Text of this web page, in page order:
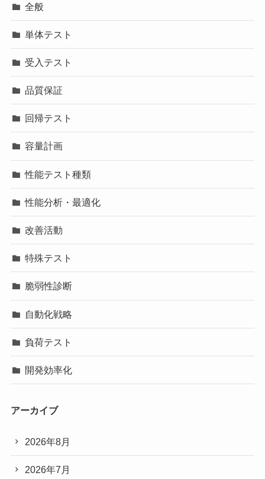
全般
単体テスト
受入テスト
品質保証
回帰テスト
容量計画
性能テスト種類
性能分析・最適化
改善活動
特殊テスト
脆弱性診断
自動化戦略
負荷テスト
開発効率化
アーカイブ
2026年8月
2026年7月